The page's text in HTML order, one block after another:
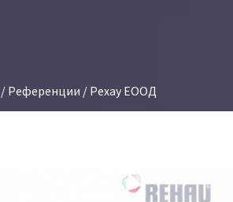
/ Референции / Рехау ЕООД